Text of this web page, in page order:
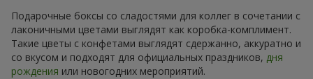
Подарочные боксы со сладостями для коллег в сочетании с
лаконичными цветами выглядят как коробка-комплимент.
Такие цветы с конфетами выглядят сдержанно, аккуратно и
со вкусом и подходят для официальных праздников, дня
рождения или новогодних мероприятий.